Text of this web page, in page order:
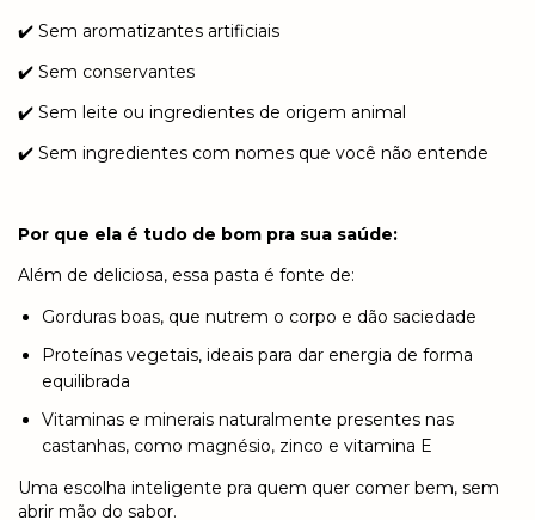
✔️ Sem aromatizantes artificiais
✔️ Sem conservantes
✔️ Sem leite ou ingredientes de origem animal
✔️ Sem ingredientes com nomes que você não entende
Por que ela é tudo de bom pra sua saúde:
Além de deliciosa, essa pasta é fonte de:
Gorduras boas, que nutrem o corpo e dão saciedade
Proteínas vegetais, ideais para dar energia de forma
equilibrada
Vitaminas e minerais naturalmente presentes nas
castanhas, como magnésio, zinco e vitamina E
Uma escolha inteligente pra quem quer comer bem, sem
abrir mão do sabor.